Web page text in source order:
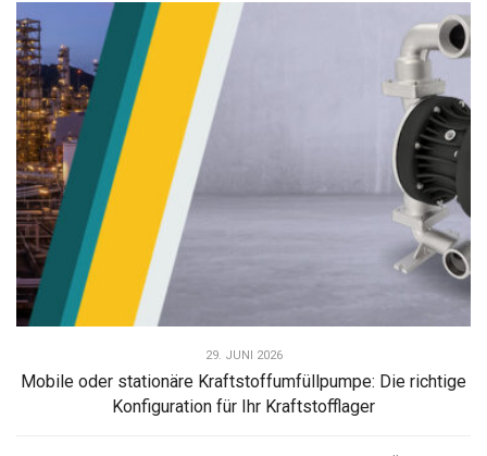
29. JUNI 2026
Mobile oder stationäre Kraftstoffumfüllpumpe: Die richtige
Konfiguration für Ihr Kraftstofflager